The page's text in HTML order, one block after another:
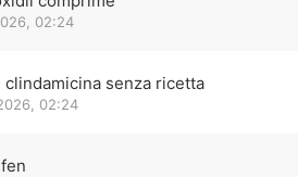
02:24
senza ricetta
02:24